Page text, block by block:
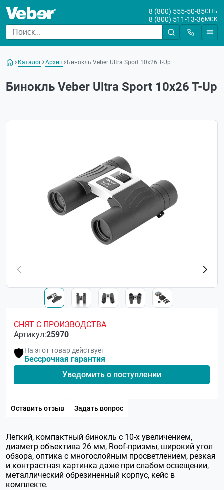
8 (800) 555-50-85СПБ
8 (800) 511-13-36МСК
Каталог Архив Бинокль Veber Ultra Sport 10x26 T-Up
Бинокль Veber Ultra Sport 10x26 T-Up
СНЯТ С ПРОИЗВОДСТВА
Артикул:25970
🛡️На этот товар действует
Бессрочная гарантия
Уведомить о поступлении
Оставить отзыв Задать вопрос
Легкий, компактный бинокль с 10-х увеличением,
диаметр объектива 26 мм, Roof-призмы, широкий угол
обзора, оптика с многослойным просветлением, резкая
и контрастная картинка даже при слабом освещении,
металлический обрезиненный корпус, кейс в
комплекте.